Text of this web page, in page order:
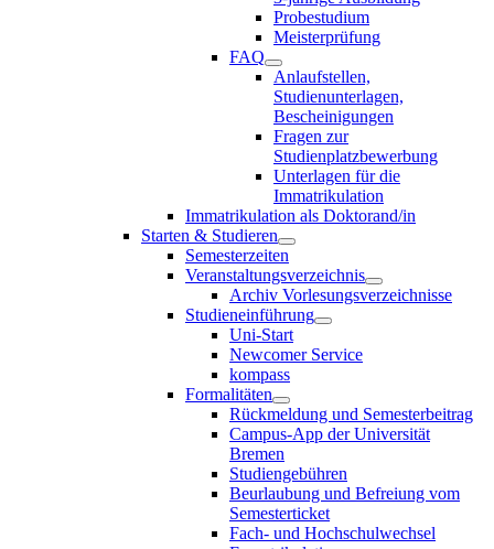
Probestudium
Meisterprüfung
FAQ
Anlaufstellen,
Studienunterlagen,
Bescheinigungen
Fragen zur
Studienplatzbewerbung
Unterlagen für die
Immatrikulation
Immatrikulation als Doktorand/in
Starten & Studieren
Semesterzeiten
Veranstaltungsverzeichnis
Archiv Vorlesungsverzeichnisse
Studieneinführung
Uni-Start
Newcomer Service
kompass
Formalitäten
Rückmeldung und Semesterbeitrag
Campus-App der Universität
Bremen
Studiengebühren
Beurlaubung und Befreiung vom
Semesterticket
Fach- und Hochschulwechsel